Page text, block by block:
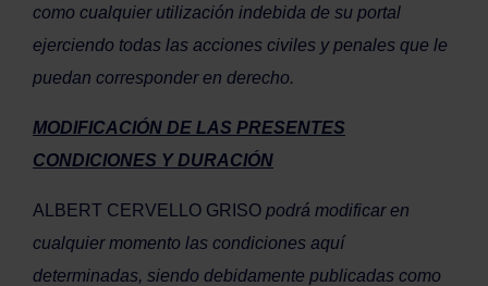
como cualquier utilización indebida de su portal
ejerciendo todas las acciones civiles y penales que le
puedan corresponder en derecho.
MODIFICACIÓN DE LAS PRESENTES
CONDICIONES Y DURACIÓN
ALBERT CERVELLO GRISO podrá modificar en
cualquier momento las condiciones aquí
determinadas, siendo debidamente publicadas como